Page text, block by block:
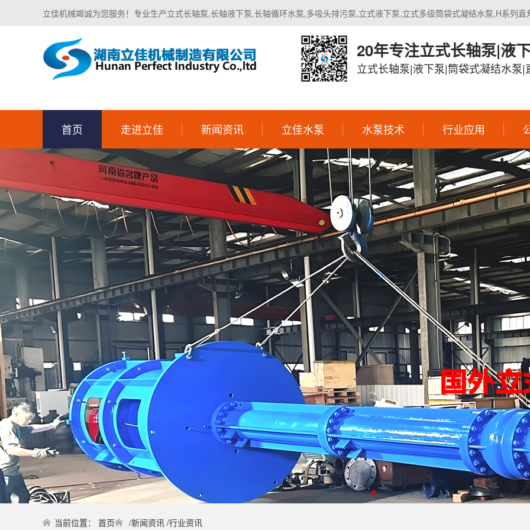
立佳机械竭诚为您服务！专业生产立式长轴泵,长轴液下泵,长轴循环水泵,多吸头排污泵,立式液下泵,立式多级筒袋式凝结水泵,H系列直
20年专注立式长轴泵|液
立式长轴泵|液下泵|筒袋式凝结水泵|
首页 走进立佳 新闻资讯 立佳水泵 水泵技术 行业应用
当前位置： 首页 /新闻资讯 /行业资讯